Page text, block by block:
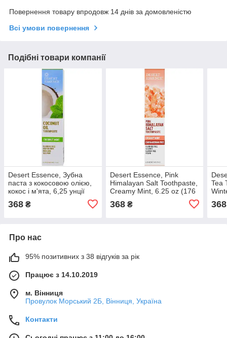
Повернення товару впродовж 14 днів за домовленістю
Всі умови повернення
Подібні товари компанії
Desert Essence, Зубна
паста з кокосовою олією,
кокос і м'ята, 6,25 унції
368 ₴
Desert Essence, Pink
Himalayan Salt Toothpaste,
Creamy Mint, 6.25 oz (176
368₴
Tea
368
Про нас
95% позитивних з 38 відгуків за рік
Працює з 14.10.2019
м. Вінниця
Провулок Морський 2Б, Вінниця, Україна
Контакти